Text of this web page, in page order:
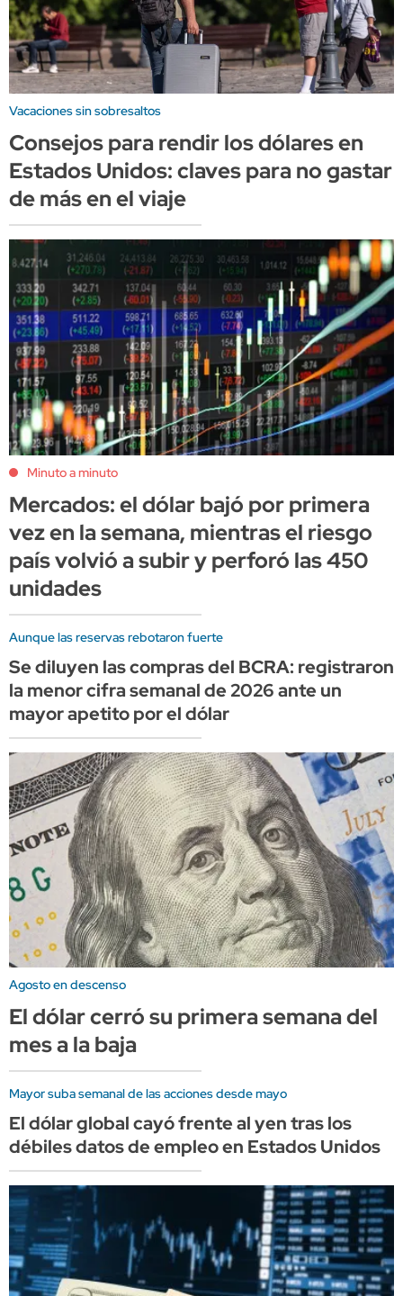
Vacaciones sin sobresaltos
Consejos para rendir los dólares en
Estados Unidos: claves para no gastar
de más en el viaje
Minuto a minuto
Mercados: el dólar bajó por primera
vez en la semana, mientras el riesgo
país volvió a subir y perforó las 450
unidades
Aunque las reservas rebotaron fuerte
Se diluyen las compras del BCRA: registraron
la menor cifra semanal de 2026 ante un
mayor apetito por el dólar
Agosto en descenso
El dólar cerró su primera semana del
mes a la baja
Mayor suba semanal de las acciones desde mayo
El dólar global cayó frente al yen tras los
débiles datos de empleo en Estados Unidos